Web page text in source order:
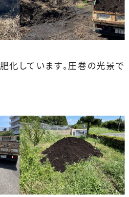
しています。圧巻の光景で